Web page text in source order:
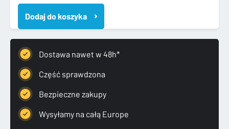
A4
B9
8W
16-
COMPETITION
PLUS
KOMPLETNY
PRZÓD
Dodaj do koszyka
Dostawa nawet w 48h*
Część sprawdzona
Bezpieczne zakupy
Wysyłamy na całą Europe